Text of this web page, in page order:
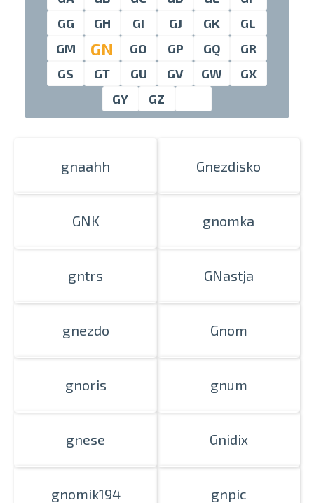
Печать в течение 1 часа в Риге –
закажите онлайн
Различные форматы и виды
Доставка по всей Латвии или
Проведите,
GG
GH GI GJ GK
GL
GM
GN GO GP GQ
GR
GS
GT GU GV GW
GX
GY
GZ
gnaahh Gnezdisko
GNK gnomka
gntrs GNastja
gnezdo Gnom
gnoris gnum
gnese Gnidix
gnomik194 gnpic